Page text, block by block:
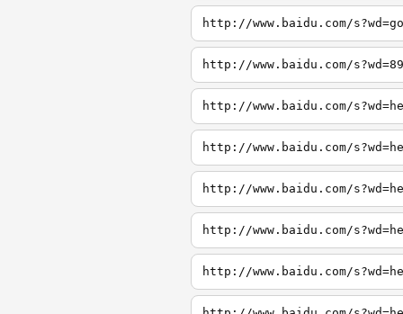
http://www.baidu.com/
http://www.baidu.com/
http://www.baidu.com/
http://www.baidu.com/
http://www.baidu.com/
http://www.baidu.com/
http://www.baidu.com/